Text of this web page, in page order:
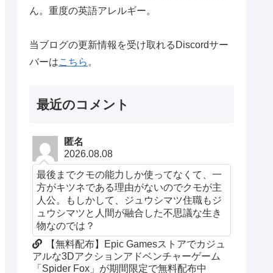
ん。重度の英語アレルギー。
当ブログの更新情報を受け取れるDiscordサー
バーはこちら 。
最近のコメント
匿名
2026.08.08
最後までクモの能力しか使ってなくて、一
方がキツネである理由がないのでクモが主
人公。もしかして、ジュウシマツ住職もジ
ュウシマツと人間が融合した不思議な生き
物なのでは？
【無料配布】Epic Gamesストアでカジュ
アルな3Dアクションアドベンチャーゲーム
「Spider Fox」が期間限定で無料配布中